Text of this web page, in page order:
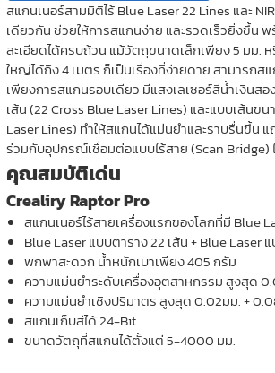
69,900.00 ฿
สแกนเนอร์สามมิติไร้ Blue Laser 22 Lines และ
เดียวกัน ช่วยให้การสแกนง่าย และรวดเร็วยิ่งขึ้น
ละเอียดได้ครบถ้วน แม้วัตถุขนาดเล็กเพียง 5 มม.
ใหญ่ได้ถึง 4 เมตร ก็เป็นเรื่องที่ง่ายดาย สามารถ
เพียงการสแกนรอบเดียว มีแสงเลเซอร์สีน้ำเงินส
เส้น (22 Cross Blue Laser Lines) และแบบเส้นข
Laser Lines) ทำให้สแกนได้แม่นยำและราบรื่นขึ้น
ร่วมกับอุปกรณ์เชื่อมต่อแบบไร้สาย (Scan Bridge)
คุณสมบัติเด่น
Crealiry Raptor Pro
สแกนเนอร์ไร้สายเครื่องแรกของโลกที่มี Blue
Blue Laser แบบตาราง 22 เส้น + Blue Laser
พกพาสะดวก น้ำหนักเบาเพียง 405 กรัม
ความแม่นยำระดับเครื่องอุตสาหกรรม สูงสุด
ความแม่นยำเชิงปริมาตร สูงสุด 0.02มม. +
สแกนเก็บสีได้ 24-Bit
ขนาดวัตถุที่สแกนได้ตั้งแต่ 5-4000 มม.